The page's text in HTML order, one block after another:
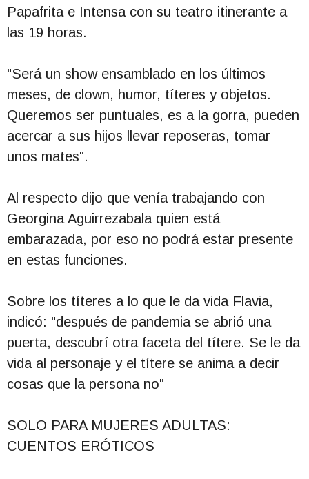
Papafrita e Intensa con su teatro itinerante a
las 19 horas.
"Será un show ensamblado en los últimos
meses, de clown, humor, títeres y objetos.
Queremos ser puntuales, es a la gorra, pueden
acercar a sus hijos llevar reposeras, tomar
unos mates".
Al respecto dijo que venía trabajando con
Georgina Aguirrezabala quien está
embarazada, por eso no podrá estar presente
en estas funciones.
Sobre los títeres a lo que le da vida Flavia,
indicó: "después de pandemia se abrió una
puerta, descubrí otra faceta del títere. Se le da
vida al personaje y el títere se anima a decir
cosas que la persona no"
SOLO PARA MUJERES ADULTAS:
CUENTOS ERÓTICOS